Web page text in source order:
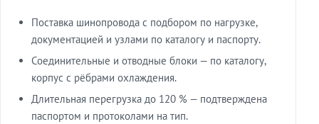
Поставка шинопровода с подбором по нагрузке,
документацией и узлами по каталогу и паспорту.
Соединительные и отводные блоки — по каталогу,
корпус с рёбрами охлаждения.
Длительная перегрузка до 120 % — подтверждена
паспортом и протоколами на тип.